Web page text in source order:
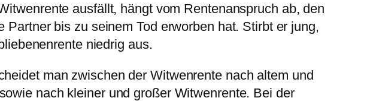
ausfällt, hängt vom Rentenanspruch ab, den
Partner bis zu seinem Tod erworben hat. Stirbt er jung,
niedrig aus.
man zwischen der Witwenrente nach altem und
nach kleiner und großer Witwenrente. Bei der